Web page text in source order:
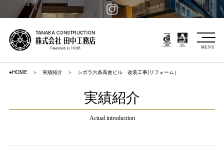
MENU
●HOME 実績紹介 シボラ六条高倉ビル 改装工事(リフォーム）
実績紹介
Actual introduction